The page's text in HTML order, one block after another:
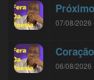
07/08/2026
06/08/2026